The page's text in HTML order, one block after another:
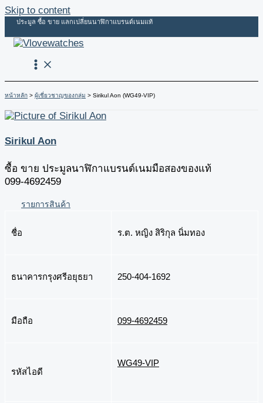
Skip to content
ประมูล ซื้อ ขาย แลกเปลี่ยนนาฬิกาแบรนด์เนมแท้
หน้าหลัก ผู้เชี่ยวชาญของกลุ่ม Sirikul Aon (WG49-VIP)
Sirikul Aon
ซื้อ ขาย ประมูลนาฬิกาแบรนด์เนมมือสองของแท้
099-4692459
รายการสินค้า
ชื่อ ร.ต. หญิง สิริกุล นิ่มทอง
ธนาคารกรุงศรีอยุธยา 250-404-1692
มือถือ 099-4692459
รหัสไอดี
WG49-VIP